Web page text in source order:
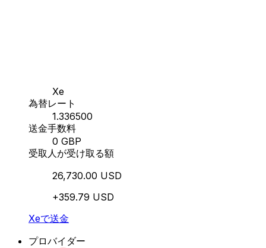
Xe
為替レート
1.336500
送金手数料
0 GBP
受取人が受け取る額
26,730.00 USD
+359.79 USD
Xeで送金
プロバイダー